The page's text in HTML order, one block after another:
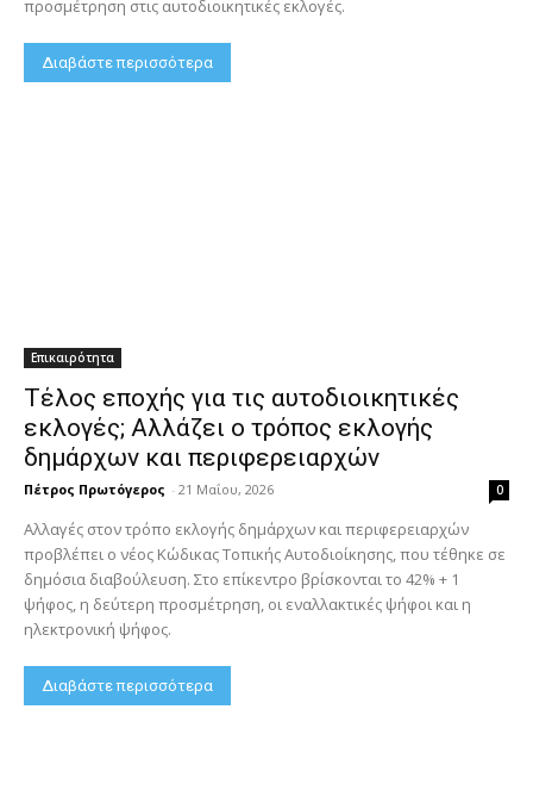
προσμέτρηση στις αυτοδιοικητικές εκλογές.
Διαβάστε περισσότερα
Επικαιρότητα
Τέλος εποχής για τις αυτοδιοικητικές
εκλογές; Αλλάζει ο τρόπος εκλογής
δημάρχων και περιφερειαρχών
Πέτρος Πρωτόγερος - 21 Μαΐου, 2026 0
Αλλαγές στον τρόπο εκλογής δημάρχων και περιφερειαρχών
προβλέπει ο νέος Κώδικας Τοπικής Αυτοδιοίκησης, που τέθηκε σε
δημόσια διαβούλευση. Στο επίκεντρο βρίσκονται το 42% + 1
ψήφος, η δεύτερη προσμέτρηση, οι εναλλακτικές ψήφοι και η
ηλεκτρονική ψήφος.
Διαβάστε περισσότερα